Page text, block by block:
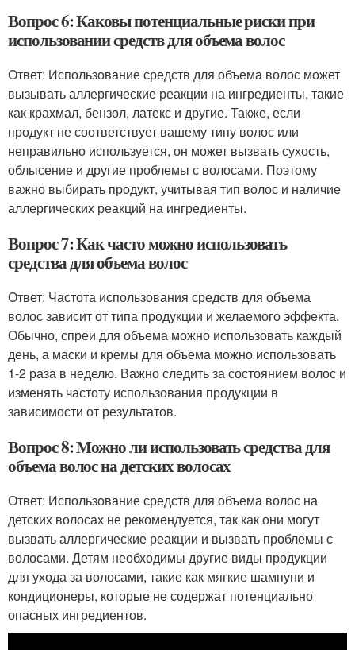
Вопрос 6: Каковы потенциальные риски при
использовании средств для объема волос
Ответ: Использование средств для объема волос может
вызывать аллергические реакции на ингредиенты, такие
как крахмал, бензол, латекс и другие. Также, если
продукт не соответствует вашему типу волос или
неправильно используется, он может вызвать сухость,
облысение и другие проблемы с волосами. Поэтому
важно выбирать продукт, учитывая тип волос и наличие
аллергических реакций на ингредиенты.
Вопрос 7: Как часто можно использовать
средства для объема волос
Ответ: Частота использования средств для объема
волос зависит от типа продукции и желаемого эффекта.
Обычно, спреи для объема можно использовать каждый
день, а маски и кремы для объема можно использовать
1-2 раза в неделю. Важно следить за состоянием волос и
изменять частоту использования продукции в
зависимости от результатов.
Вопрос 8: Можно ли использовать средства для
объема волос на детских волосах
Ответ: Использование средств для объема волос на
детских волосах не рекомендуется, так как они могут
вызвать аллергические реакции и вызвать проблемы с
волосами. Детям необходимы другие виды продукции
для ухода за волосами, такие как мягкие шампуни и
кондиционеры, которые не содержат потенциально
опасных ингредиентов.